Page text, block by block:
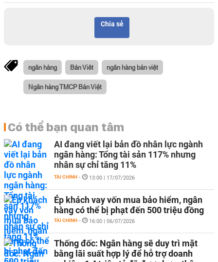
Chia sẻ
ngân hàng Bản Viêt ngân hàng bản việt
Ngân hàng TMCP Bản Việt
Có thể bạn quan tâm
AI đang viết lại bản đồ nhân lực ngành
ngân hàng: Tổng tài sản 117% nhưng
nhân sự chỉ tăng 11%
TÀI CHÍNH - 13:00 | 17/07/2026
Ép khách vay vốn mua bảo hiểm, ngân
hàng có thể bị phạt đến 500 triệu đồng
TÀI CHÍNH - 16:00 | 06/07/2026
Thống đốc: Ngân hàng sẽ duy trì mặt
bằng lãi suất hợp lý để hỗ trợ doanh